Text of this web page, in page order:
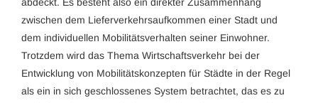
zwischen dem Lieferverkehrsaufkommen einer Stadt und
dem individuellen Mobilitätsverhalten seiner Einwohner.
Trotzdem wird das Thema Wirtschaftsverkehr bei der
Entwicklung von Mobilitätskonzepten für Städte in der Regel
als ein in sich geschlossenes System betrachtet, das es zu